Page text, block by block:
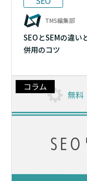
TMS編集部
SEOとSEMの違い
併用のコツ
コラム